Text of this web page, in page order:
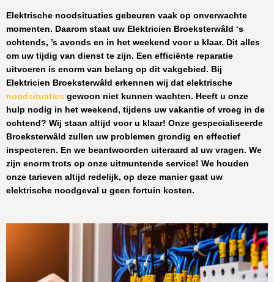
Elektrische noodsituaties gebeuren vaak op onverwachte
momenten. Daarom staat uw Elektricien Broeksterwâld ‘s
ochtends, ’s avonds en in het weekend voor u klaar. Dit alles
om uw tijdig van dienst te zijn. Een efficiënte reparatie
uitvoeren is enorm van belang op dit vakgebied. Bij
Elektricien Broeksterwâld erkennen wij dat elektrische
noodsituaties gewoon niet kunnen wachten. Heeft u onze
hulp nodig in het weekend, tijdens uw vakantie of vroeg in de
ochtend? Wij staan altijd voor u klaar! Onze gespecialiseerde
Broeksterwâld zullen uw problemen grondig en effectief
inspecteren. En we beantwoorden uiteraard al uw vragen. We
zijn enorm trots op onze uitmuntende service! We houden
onze tarieven altijd redelijk, op deze manier gaat uw
elektrische noodgeval u geen fortuin kosten.